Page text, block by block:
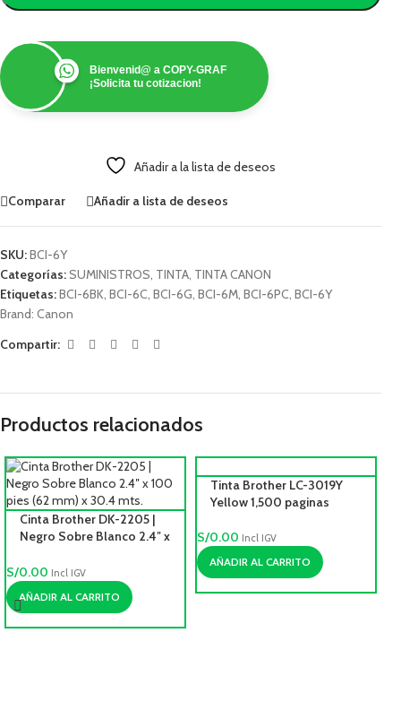
Bienvenid@ a COPY-GRAF
¡Solicita tu cotizacion!
Añadir a la lista de deseos
Comparar Añadir a lista de deseos
SKU:BCI-6Y
Categorías:SUMINISTROS TINTA TINTA CANON
Etiquetas:BCI-6BK BCI-6C BCI-6G BCI-6M BCI-6PC BCI-6Y
Brand: Canon
Compartir:
Productos relacionados
Cinta Brother DK-2205 |
Negro Sobre Blanco 2.4″ x
mts.
S/0.00 Incl IGV
AÑADIR AL CARRITO
Tinta Brother LC-3019Y
Yellow 1,500 paginas
S/0.00 Incl IGV
AÑADIR AL CARRITO